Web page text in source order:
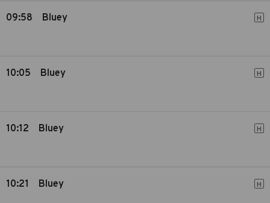
09:58 Bluey H
10:05 Bluey H
10:12 Bluey H
10:21 Bluey H